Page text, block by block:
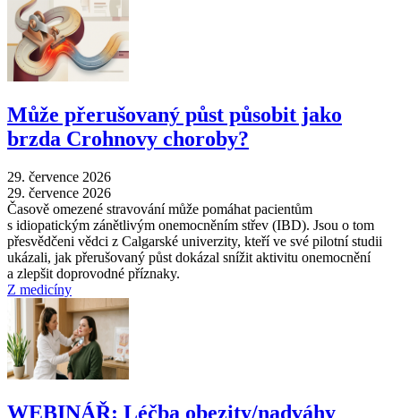
Může přerušovaný půst působit jako
brzda Crohnovy choroby?
29. července 2026
29. července 2026
Časově omezené stravování může pomáhat pacientům
s idiopatickým zánětlivým onemocněním střev (IBD). Jsou o tom
přesvědčeni vědci z Calgarské univerzity, kteří ve své pilotní studii
ukázali, jak přerušovaný půst dokázal snížit aktivitu onemocnění
a zlepšit doprovodné příznaky.
Z medicíny
WEBINÁŘ: Léčba obezity/nadváhy